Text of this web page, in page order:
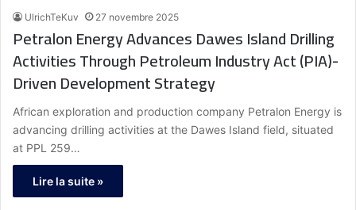
UlrichTeKuv 27 novembre 2025
Petralon Energy Advances Dawes Island Drilling
Activities Through Petroleum Industry Act (PIA)-
Driven Development Strategy
African exploration and production company Petralon Energy is
advancing drilling activities at the Dawes Island field, situated
at PPL 259…
Lire la suite »